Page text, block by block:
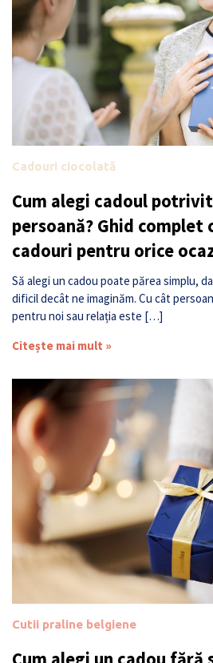
Cadouri ciocolată
Cum alegi cadoul
persoană? Ghid complet
cadouri pentru orice
Să alegi un cadou poate părea simplu,
dificil decât ne imaginăm. Cu cât
pentru noi sau relația este […]
Citește mai mult »
Cutii praline belgiene